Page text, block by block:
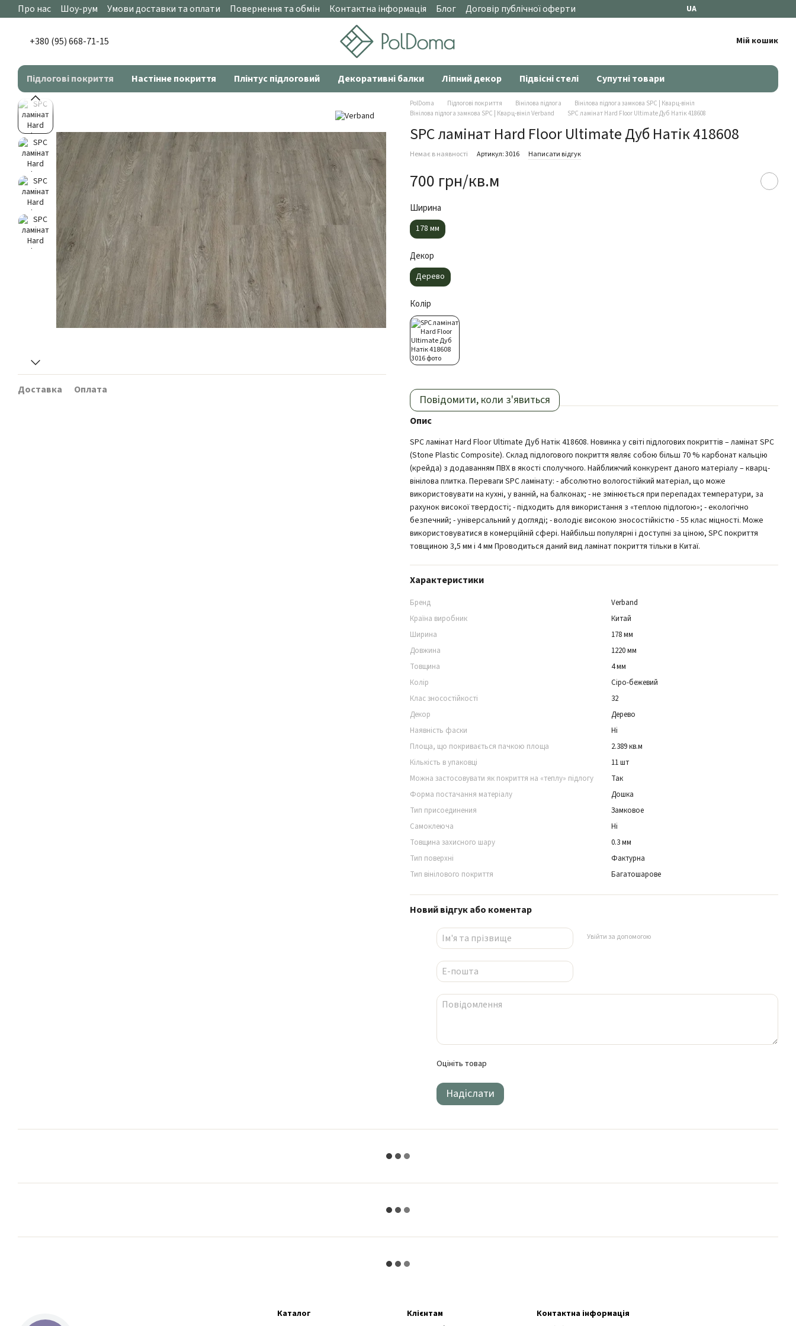
Перейти до основного контенту
Про нас Шоу-рум Умови доставки та оплати Повернення та обмін Контактна інформація Блог Договір публічної оферти UA
+380 (95) 668-71-15 Мій кошик
Підлогові покриття Настінне покриття Плінтус підлоговий Декоративні балки Ліпний декор Підвісні стелі Супутні товари
Доставка Оплата
PolDoma Підлогові покриття Вінілова підлога
Вінілова підлога замкова SPC | Кварц-вініл
Вінілова підлога замкова SPC | Кварц-вініл Verband
SPC ламінат Hard Floor Ultimate Дуб Натік 418608
SPC ламінат Hard Floor Ultimate Дуб Натік 418608
Немає в наявності Артикул: 3016 Написати відгук
700 грн/кв.м
Ширина
178 мм
Декор
Дерево
Колір
Повідомити, коли з'явиться
Опис
SPC ламінат Hard Floor Ultimate Дуб Натік 418608. Новинка у світі підлогових покриттів – ламінат SPC
(Stone Plastic Composite). Склад підлогового покриття являє собою більш 70 % карбонат кальцію
(крейда) з додаванням ПВХ в якості сполучного. Найближчий конкурент даного матеріалу – кварц-
вінілова плитка. Переваги SPC ламінату: - абсолютно вологостійкий матеріал, що може
використовувати на кухні, у ванній, на балконах; - не змінюється при перепадах температури, за
рахунок високої твердості; - підходить для використання з «теплою підлогою»; - екологічно
безпечний; - універсальний у догляді; - володіє високою зносостійкістю - 55 клас міцності. Може
використовуватися в комерційній сфері. Найбільш популярні і доступні за ціною, SPC покриття
товщиною 3,5 мм і 4 мм Проводиться даний вид ламінат покриття тільки в Китаї.
Характеристики
Бренд
Verband
Країна виробник
Китай
Ширина
178 мм
Довжина
1220 мм
Товщина
4 мм
Колір
Сіро-бежевий
Клас зносостійкості
32
Декор
Дерево
Наявність фаски
Ні
Площа, що покривається пачкою площа
2.389 кв.м
Кількість в упаковці
11 шт
Можна застосовувати як покриття на «теплу» підлогу
Так
Форма постачання матеріалу
Дошка
Тип присоединения
Замковое
Самоклеюча
Ні
Товщина захисного шару
0.3 мм
Тип поверхні
Фактурна
Тип вінілового покриття
Багатошарове
Новий відгук або коментар
Увійти за допомогою
Оцініть товар
Надіслати
Каталог Клієнтам Контактна інформація